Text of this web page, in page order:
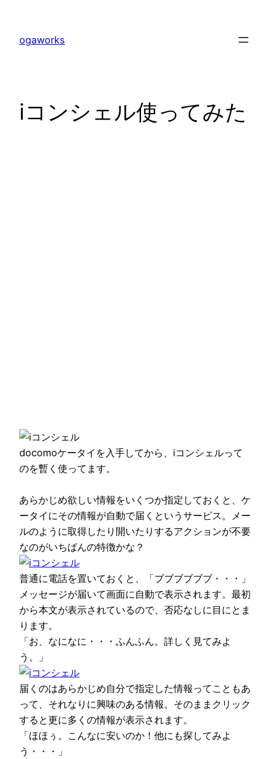
ogaworks
iコンシェル使ってみた
docomoケータイを入手してから、iコンシェルって
のを暫く使ってます。
あらかじめ欲しい情報をいくつか指定しておくと、ケ
ータイにその情報が自動で届くというサービス。メー
ルのように取得したり開いたりするアクションが不要
なのがいちばんの特徴かな？
普通に電話を置いておくと、「ブブブブブブ・・・」
メッセージが届いて画面に自動で表示されます。最初
から本文が表示されているので、否応なしに目にとま
ります。
「お、なになに・・・ふんふん。詳しく見てみよ
う。」
届くのはあらかじめ自分で指定した情報ってこともあ
って、それなりに興味のある情報。そのままクリック
すると更に多くの情報が表示されます。
「ほほぅ。こんなに安いのか！他にも探してみよ
う・・・」